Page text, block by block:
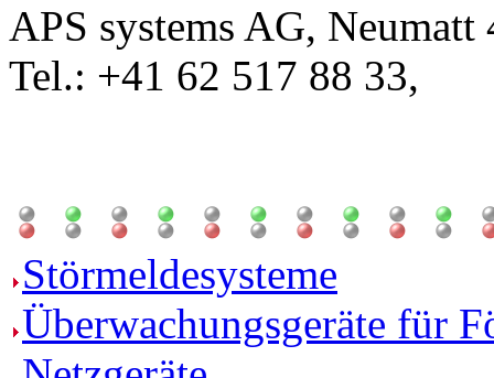
APS systems AG,
Tel.: +41 62 517 88 33,
Störmeldesysteme
Überwachungsgeräte für